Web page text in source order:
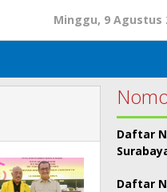
Minggu, 9 Agustus
Daftar
Daftar